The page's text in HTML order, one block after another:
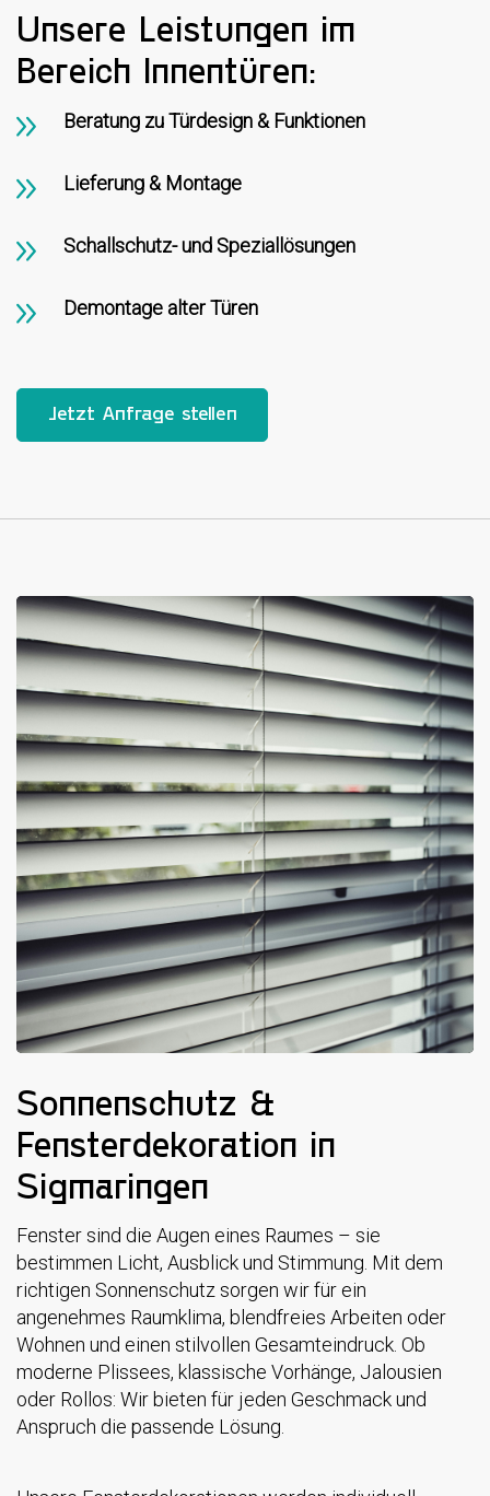
Unsere Leistungen im
Bereich Innentüren:
Beratung zu Türdesign & Funktionen
Lieferung & Montage
Schallschutz- und Speziallösungen
Demontage alter Türen
Jetzt Anfrage stellen
Sonnenschutz &
Fensterdekoration in
Sigmaringen
Fenster sind die Augen eines Raumes – sie
bestimmen Licht, Ausblick und Stimmung. Mit dem
richtigen Sonnenschutz sorgen wir für ein
angenehmes Raumklima, blendfreies Arbeiten oder
Wohnen und einen stilvollen Gesamteindruck. Ob
moderne Plissees, klassische Vorhänge, Jalousien
oder Rollos: Wir bieten für jeden Geschmack und
Anspruch die passende Lösung.